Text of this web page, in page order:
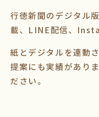
行徳新聞のデジタル
載、LINE配信、
紙とデジタルを連動
提案にも実績があり
ださい。